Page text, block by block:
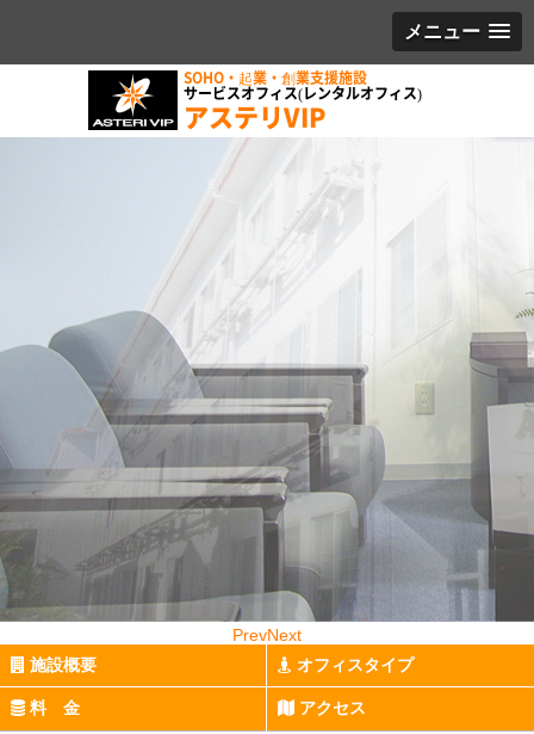
メニュー
SOHO・起業・創業支援施設
サービスオフィス(レンタルオフィス)
アステリVIP
PrevNext
施設概要
オフィスタイプ
料 金 アクセス